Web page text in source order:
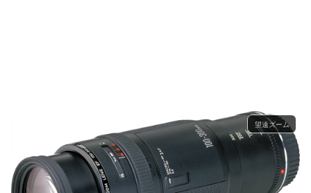
望遠ズーム